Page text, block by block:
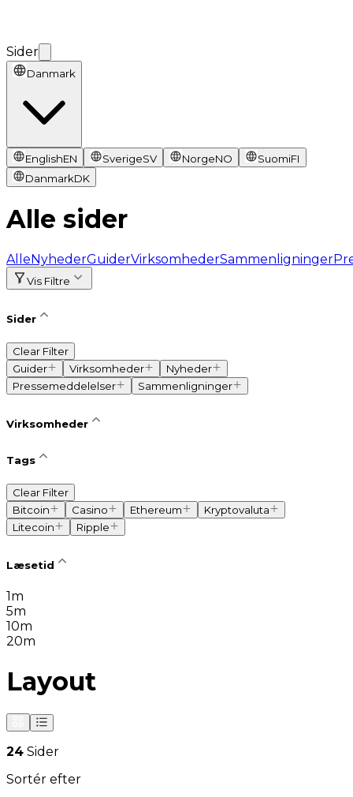
Sider
Danmark
EnglishEN SverigeSV NorgeNO SuomiFI
DanmarkDK
Alle sider
AlleNyhederGuiderVirksomhederSammenligninger
Vis Filtre
Sider
Clear Filter
Guider
Virksomheder
Nyheder
Pressemeddelelser
Sammenligninger
Virksomheder
Tags
Clear Filter
Bitcoin
Casino Ethereum
Kryptovaluta
Litecoin
Ripple
Læsetid
1m
5m
10m
20m
Layout
24 Sider
Sortér efter